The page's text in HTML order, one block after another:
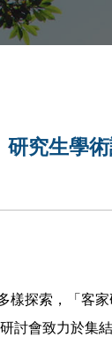
研究生學
探索，「客
討會致力於集